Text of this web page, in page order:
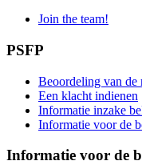
Join the team!
PSFP
Beoordeling van de
Een klacht indienen
Informatie inzake
Informatie voor de
Informatie voor de